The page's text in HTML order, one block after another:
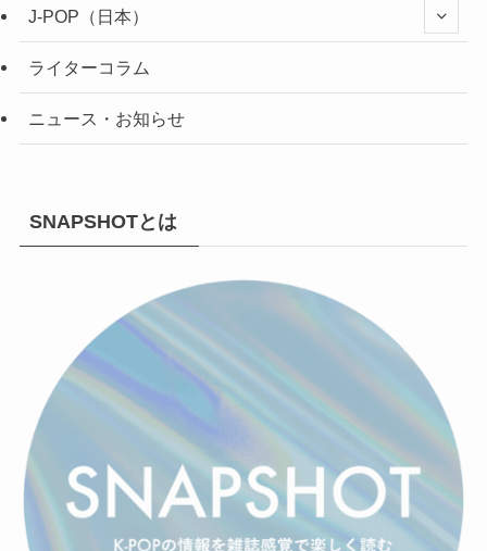
J-POP（日本）
ライターコラム
ニュース・お知らせ
SNAPSHOTとは